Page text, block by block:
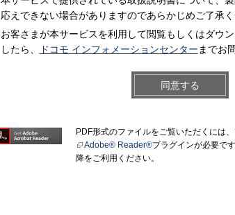
応えできない場合がありますのであらかじめご了承く
お客さまが本サービスを利用して閲覧もしくはダウ
したら、
ドコモ インフォメーションセンター までお
同意する
PDF形式のファイルをご覧いただくには
Adobe® Reader®プラグインが必要で
降をご利用ください。